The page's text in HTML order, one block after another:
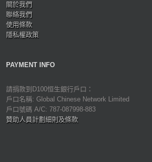
關於我們
聯絡我們
使用條款
隱私權政策
PAYMENT INFO
請捐款到D100恒生銀行戶口：
戶口名稱: Global Chinese Network Limited
戶口號碼 A/C: 787-087998-883
贊助人員計劃細則及條款